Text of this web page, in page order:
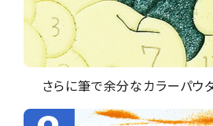
さらに筆で余分なカラーパウ